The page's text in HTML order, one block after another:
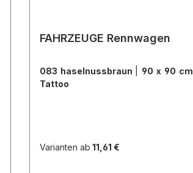
FAHRZEUGE Rennwagen
083 haselnussbraun 90 x 90 cm
Tattoo
Varianten ab 11,61 €